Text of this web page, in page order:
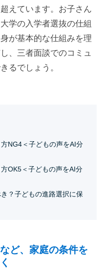
えています。お子さん
学の入学者選抜の仕組
が基本的な仕組みを理
、三者面談でのコミュ
るでしょう。
NG4＜子どもの声をAI分
OK5＜子どもの声をAI分
？子どもの進路選択に保
ど、家庭の条件を